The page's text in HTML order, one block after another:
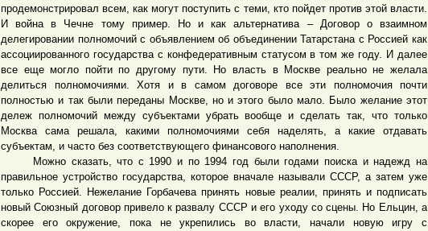
продемонстрировал всем, как могут поступить с теми, кто пойдет против этой власти.
И война в Чечне тому пример. Но и как альтернатива – Договор о взаимном
делегировании полномочий с объявлением об объединении Татарстана с Россией как
ассоциированного государства с конфедеративным статусом в том же году. И далее
все еще могло пойти по другому пути. Но власть в Москве реально не желала
делиться полномочиями. Хотя и в самом договоре все эти полномочия почти
полностью и так были переданы Москве, но и этого было мало. Было желание этот
дележ полномочий между субъектами убрать вообще и сделать так, что только
Москва сама решала, какими полномочиями себя наделять, а какие отдавать
субъектам, и часто без соответствующего финансового наполнения.
Можно сказать, что с 1990 и по 1994 год были годами поиска и надежд на
правильное устройство государства, которое вначале называли СССР, а затем уже
только Россией. Нежелание Горбачева принять новые реалии, принять и подписать
новый Союзный договор привело к развалу СССР и его уходу со сцены. Но Ельцин, а
скорее его окружение, пока не укрепились во власти, начали новую игру с